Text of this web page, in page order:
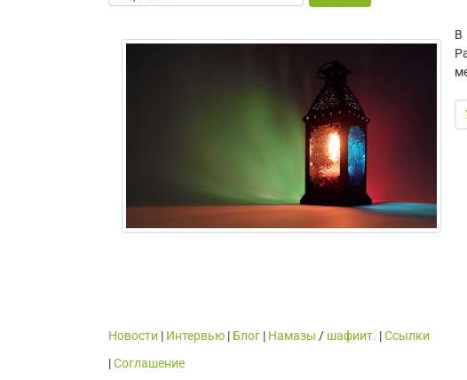
В
Новости | Интервью | Блог | Намазы / шафиит. |Ссылки
|Cоглашение